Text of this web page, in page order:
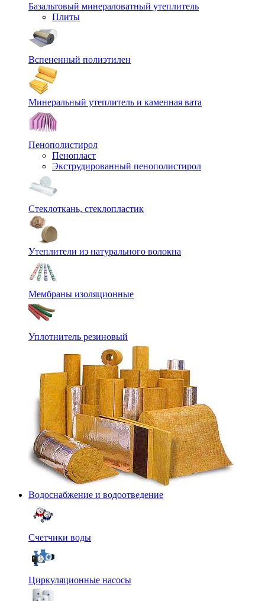
Базальтовый минераловатный утеплитель
Плиты
Вспененный полиэтилен
Минеральный утеплитель и каменная вата
Пенополистирол
Пенопласт
Экструдированный пенополистирол
Стеклоткань, стеклопластик
Утеплители из натурального волокна
Мембраны изоляционные
Уплотнитель резиновый
Водоснабжение и водоотведение
Счетчики воды
Циркуляционные насосы